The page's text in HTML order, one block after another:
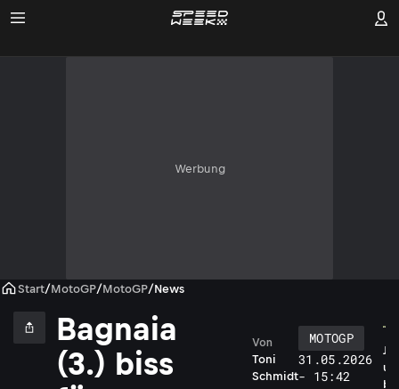
Werbung
Start/MotoGP/MotoGP/News
Bagnaia
(3.) biss
Toni
Schmidt
Von
MOTOGP
31.05.2026
- 15:42
J
u
b